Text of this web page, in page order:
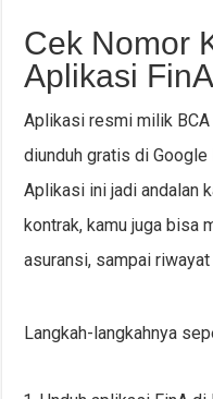
Cek Nomor
Aplikasi FinA
Aplikasi resmi milik
diunduh gratis di
Aplikasi ini jadi andalan
kontrak, kamu juga bisa
asuransi, sampai
Langkah-langkahnya